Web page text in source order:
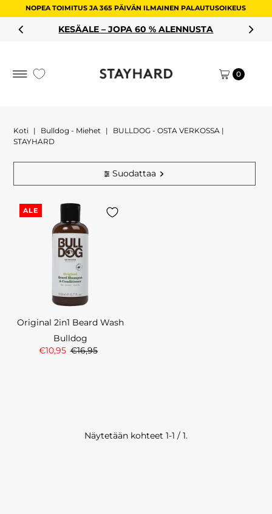
NOPEA TOIMITUS JA 365 PÄIVÄN ILMAINEN PALAUTUSOIKEUS
KESÄALE – JOPA 60 % ALENNUSTA
0
Koti | Bulldog - Miehet |
BULLDOG - OSTA VERKOSSA |
STAYHARD
Suodattaa
ALE
Original 2in1 Beard Wash
Bulldog
€10,95 €16,95
Näytetään kohteet 1-1 / 1.